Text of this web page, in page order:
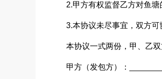
2.甲方有权监督乙方对鱼
3.本协议未尽事宜，双方可
本协议一式两份，甲、乙
甲方（发包方）：________